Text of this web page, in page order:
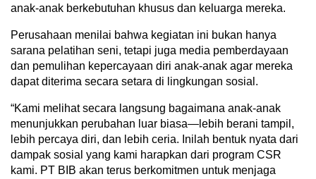
anak-anak berkebutuhan khusus dan keluarga mereka.
Perusahaan menilai bahwa kegiatan ini bukan hanya
sarana pelatihan seni, tetapi juga media pemberdayaan
dan pemulihan kepercayaan diri anak-anak agar mereka
dapat diterima secara setara di lingkungan sosial.
“Kami melihat secara langsung bagaimana anak-anak
menunjukkan perubahan luar biasa—lebih berani tampil,
lebih percaya diri, dan lebih ceria. Inilah bentuk nyata dari
dampak sosial yang kami harapkan dari program CSR
kami. PT BIB akan terus berkomitmen untuk menjaga